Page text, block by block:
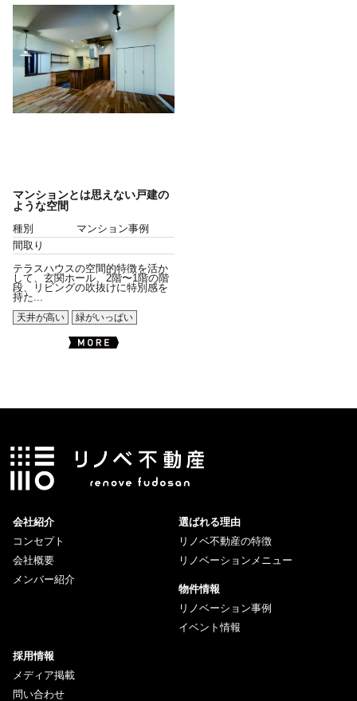
マンションとは思えない戸建の
ような空間
種別
マンション事例
間取り
テラスハウスの空間的特徴を活か
して、玄関ホール、2階〜1階の階
段、リビングの吹抜けに特別感を
持た...
天井が高い
緑がいっぱい
会社紹介
コンセプト
会社概要
メンバー紹介
選ばれる理由
リノベ不動産の特徴
リノベーションメニュー
物件情報
リノベーション事例
イベント情報
採用情報
メディア掲載
問い合わせ